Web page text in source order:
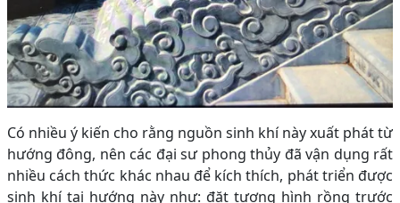
Có nhiều ý kiến cho rằng nguồn sinh khí này xuất phát từ
hướng đông, nên các đại sư phong thủy đã vận dụng rất
nhiều cách thức khác nhau để kích thích, phát triển được
sinh khí tại hướng này như: đặt tượng hình rồng trước